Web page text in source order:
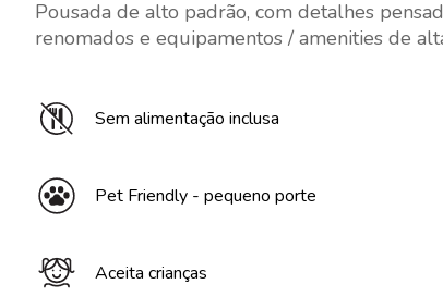
Pousada de alto padrão, com detalhes
renomados e equipamentos / amenities de
Sem alimentação inclusa
Pet Friendly - pequeno porte
Aceita crianças